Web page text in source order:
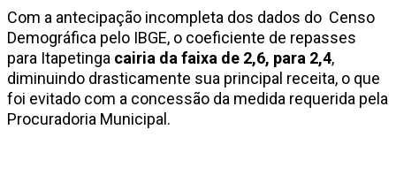
Com a antecipação incompleta dos dados do Censo
Demográfica pelo IBGE, o coeficiente de repasses
para Itapetinga cairia da faixa de 2,6, para 2,4,
diminuindo drasticamente sua principal receita, o que
foi evitado com a concessão da medida requerida pela
Procuradoria Municipal.